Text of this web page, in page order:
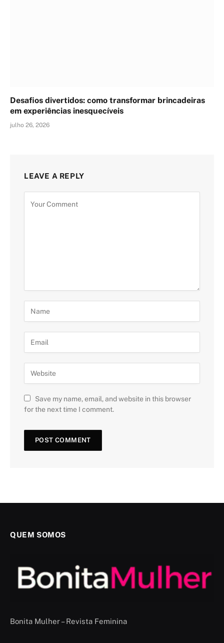
Desafios divertidos: como transformar brincadeiras
em experiências inesquecíveis
julho 26, 2026
LEAVE A REPLY
Save my name, email, and website in this browser
for the next time I comment.
QUEM SOMOS
Bonita Mulher – Revista Feminina